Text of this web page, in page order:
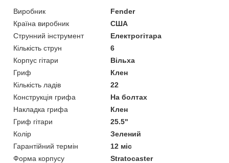
Виробник
Fender
Країна виробник
США
Струнний інструмент
Електрогітара
Кількість струн
6
Корпус гітари
Вільха
Гриф
Клен
Кількість ладів
22
Конструкція грифа
На болтах
Накладка грифа
Клен
Гриф гітари
25.5"
Колір
Зелений
Гарантійний термін
12 міс
Форма корпусу
Stratocaster